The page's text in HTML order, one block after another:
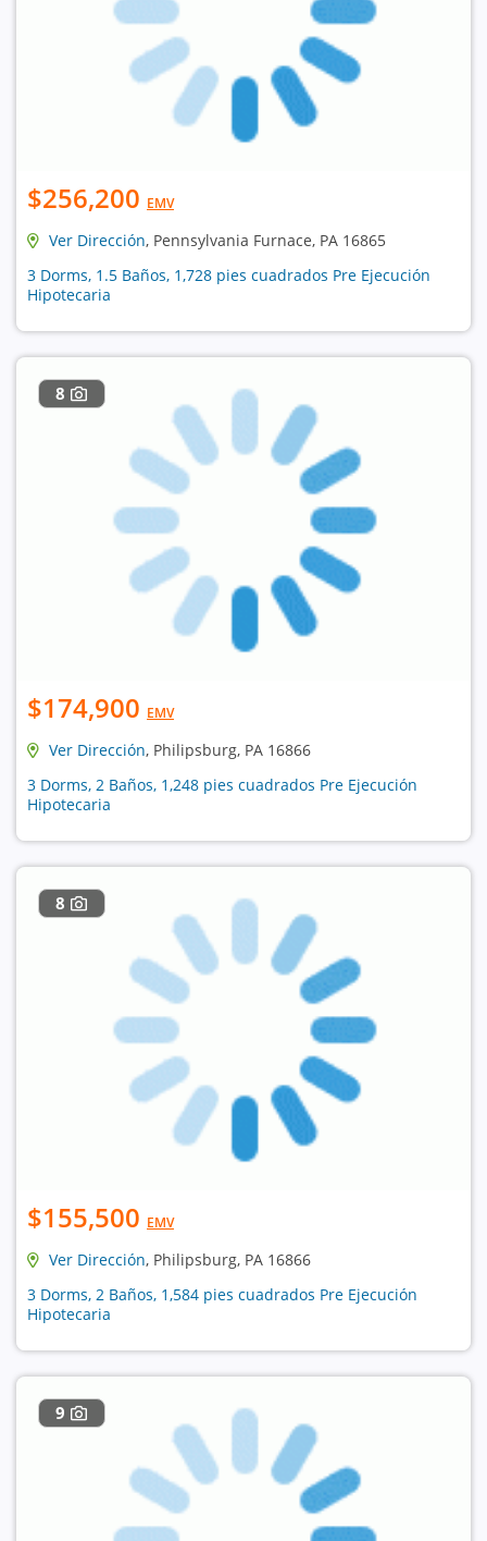
$256,200 EMV
Ver Dirección, Pennsylvania Furnace, PA 16865
3 Dorms, 1.5 Baños, 1,728 pies cuadrados Pre Ejecución
Hipotecaria
8
$174,900 EMV
Ver Dirección, Philipsburg, PA 16866
3 Dorms, 2 Baños, 1,248 pies cuadrados Pre Ejecución
Hipotecaria
8
$155,500 EMV
Ver Dirección, Philipsburg, PA 16866
3 Dorms, 2 Baños, 1,584 pies cuadrados Pre Ejecución
Hipotecaria
9